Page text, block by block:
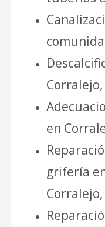
Corralejo,
en
grifería
Corralejo,